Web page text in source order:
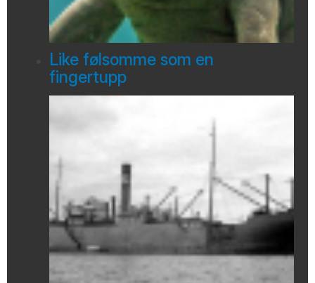
Like følsomme som en
fingertupp